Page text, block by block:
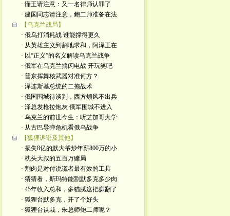
· 懂王请注意：又一名律师认罪了
· 建国同志请注意，鲍二师准备在法
【乌克兰战局】
· 俄乌打消耗战 谁能撑得更久
· 从英雄主义到割地求和，阿泽正在
· 以“正义”的名义解读乌克兰战争
· 俄军在乌克兰搞闪电战 开玩笑吧
· 普京挥舞核武器对准何方？
· 泽连斯基总统的二拖战术
· 俄国围城待谈判，西方煽风不出兵
· 泽总发枪拉炮灰 俄军围城不进入
· 乌克兰的前世今生：听芝加哥大学
· 从古巴导弹危机看俄乌战争
【狐狸诉讼及其他】
· 损失8亿的默大爷炒年薪800万的小
· 枕头大叔的五百万赌局
· 割肉是对付说谎者最有效的工具
· 猜猜看，斯玛特能割默多克多少肉
· 45年收入总和，多猫腻这把赚翻了
· 狐狸台默多克，开了个好头
· 狐狸台认栽，朱总师鲍二师呢？